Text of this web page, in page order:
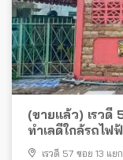
(ขายแล้ว) เรว
ทำเลดีใกล้รถไฟ
เรวดี 57 ซอย 13 แย